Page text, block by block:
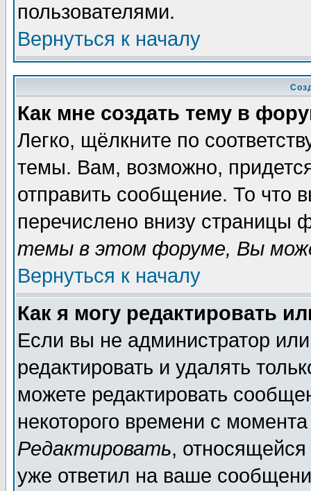
пользователями.
Вернуться к началу
Как мне создать тему в
Легко, щёлкните по
темы. Вам, возможно,
отправить сообщение. То что
перечислено внизу страницы
темы в этом форуме, Вы
Вернуться к началу
Как я могу редактировать
Если вы не администратор
редактировать и удалять
можете редактировать
некоторого времени с
Редактировать,
уже ответил на ваше